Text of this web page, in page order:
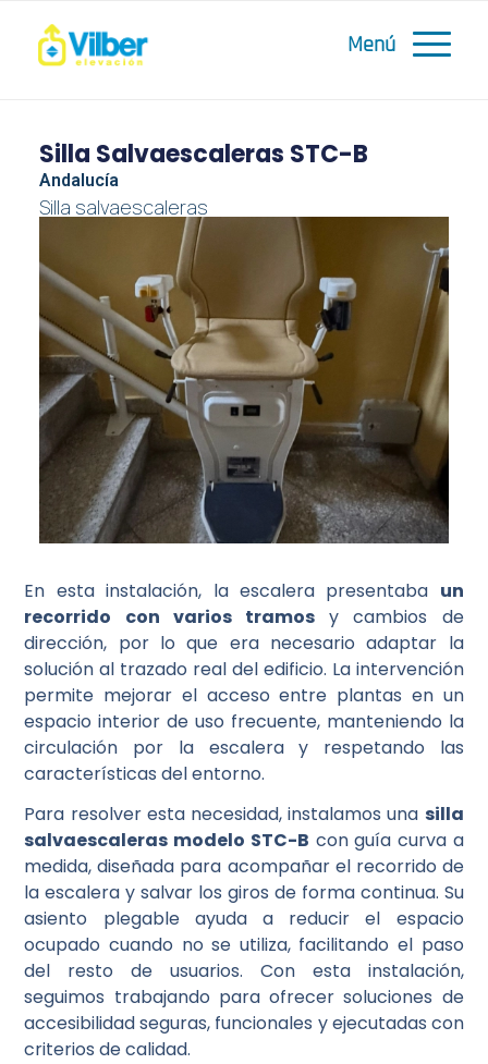
Silla Salvaescaleras STC-B
Andalucía
Silla salvaescaleras
En esta instalación, la escalera presentaba un
recorrido con varios tramos y cambios de
dirección, por lo que era necesario adaptar la
solución al trazado real del edificio. La intervención
permite mejorar el acceso entre plantas en un
espacio interior de uso frecuente, manteniendo la
circulación por la escalera y respetando las
características del entorno.
Para resolver esta necesidad, instalamos una silla
salvaescaleras modelo STC-B con guía curva a
medida, diseñada para acompañar el recorrido de
la escalera y salvar los giros de forma continua. Su
asiento plegable ayuda a reducir el espacio
ocupado cuando no se utiliza, facilitando el paso
del resto de usuarios. Con esta instalación,
seguimos trabajando para ofrecer soluciones de
accesibilidad seguras, funcionales y ejecutadas con
criterios de calidad.